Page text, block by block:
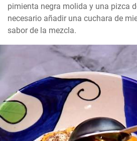
pimienta negra molida y una pizca
necesario añadir una cuchara de
sabor de la mezcla.